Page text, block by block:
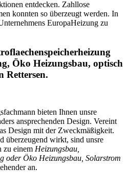
entdecken. Zahllose
konnten so überzeugt werden. In
EuropaHeizung zu
Öko Heizungsbau, optisch
Rettersen.
bieten Ihnen unsre
ansprechenden Design. Vereint
Design mit der Zweckmäßigkeit.
überzeugend wirkt, sind unsre
zu einem Heizungsbau,
oder Öko Heizungsbau, Solarstrom
an.